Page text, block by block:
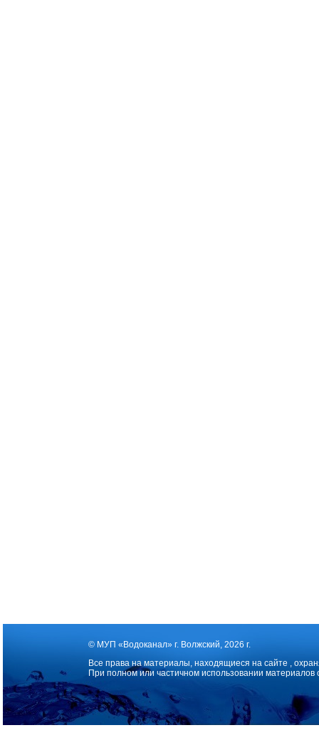
© МУП «Водоканал» г. Волжский, 2026 г.
Все права на материалы, находящиеся на сайте ,
При полном или частичном использовании материалов